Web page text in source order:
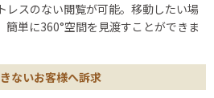
レスのない閲覧が可能。移動したい場
簡単に360°空間を見渡すことができま
ないお客様へ訴求